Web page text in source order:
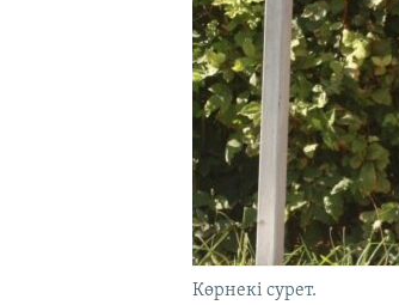
Көрнекі сурет.